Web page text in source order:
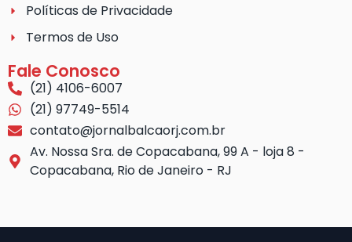
Políticas de Privacidade
Termos de Uso
Fale Conosco
(21) 4106-6007
(21) 97749-5514
contato@jornalbalcaorj.com.br
Av. Nossa Sra. de Copacabana, 99 A - loja 8 -
Copacabana, Rio de Janeiro - RJ